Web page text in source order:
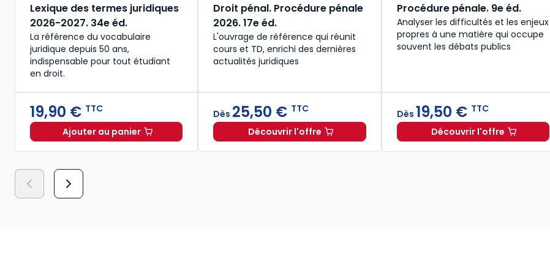
Lexique des termes juridiques
2026-2027. 34e éd.
La référence du vocabulaire
juridique depuis 50 ans,
indispensable pour tout étudiant
en droit.​
19,90 € TTC
Ajouter au panierLexique des termes juridiques 2026-2027. 34e éd. à 19,90 € TTC
Droit pénal. Procédure pénale
2026. 17e éd.
L'ouvrage de référence qui réunit
cours et TD, enrichi des dernières
actualités juridiques
Dès 25,50 € TTC
Découvrir l'offreDroit pénal. Procédure pénale 2026. 17e éd. à partir de Dès
Procédure pénale. 9e éd.
Analyser les difficultés et les enjeux
propres à une matière qui occupe
souvent les débats publics
Dès 19,50 € TTC
Découvrir l'offre